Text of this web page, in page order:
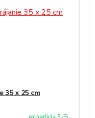
35 x 25 cm